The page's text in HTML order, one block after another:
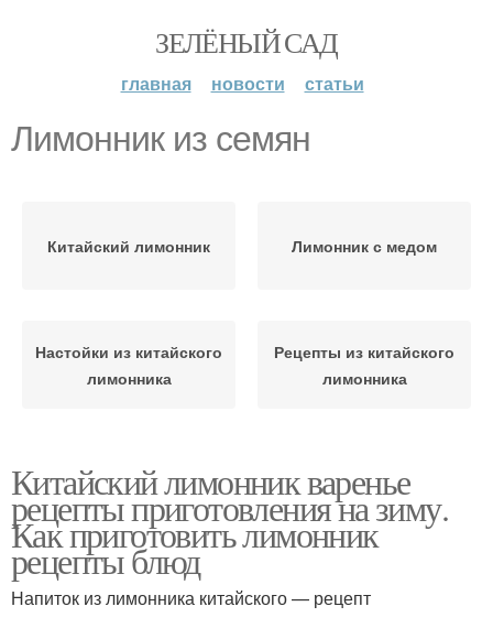
ЗЕЛЁНЫЙ САД
главная новости статьи
Лимонник из семян
Китайский лимонник Лимонник с медом
Настойки из китайского
лимонника
Рецепты из китайского
лимонника
Китайский лимонник варенье
рецепты приготовления на зиму.
Как приготовить лимонник
рецепты блюд
Напиток из лимонника китайского — рецепт